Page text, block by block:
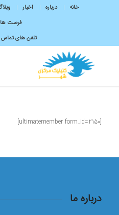
خانه درباره اخبار
فرصت
تلفن های
[ultimatemember form_id=2150]
درباره ما